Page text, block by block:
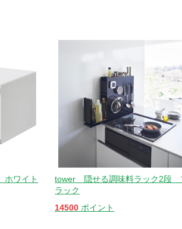
ワイト
tower 隠せる調味料ラック2段
ラック
14500 ポイント